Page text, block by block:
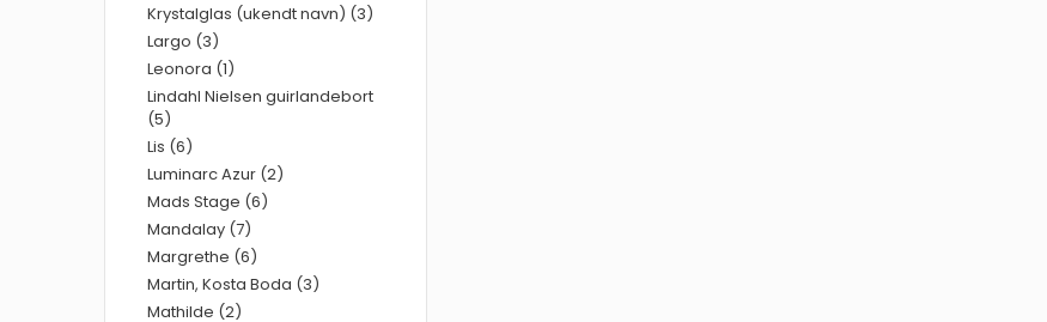
Krystalglas (ukendt navn) (3)
Largo (3)
Leonora (1)
Lindahl Nielsen guirlandebort
(5)
Lis (6)
Luminarc Azur (2)
Mads Stage (6)
Mandalay (7)
Margrethe (6)
Martin, Kosta Boda (3)
Mathilde (2)